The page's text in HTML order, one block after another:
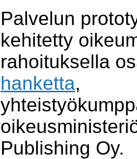
Palvelun
kehitetty
rahoituksella
hanketta,
Publishing Oy.